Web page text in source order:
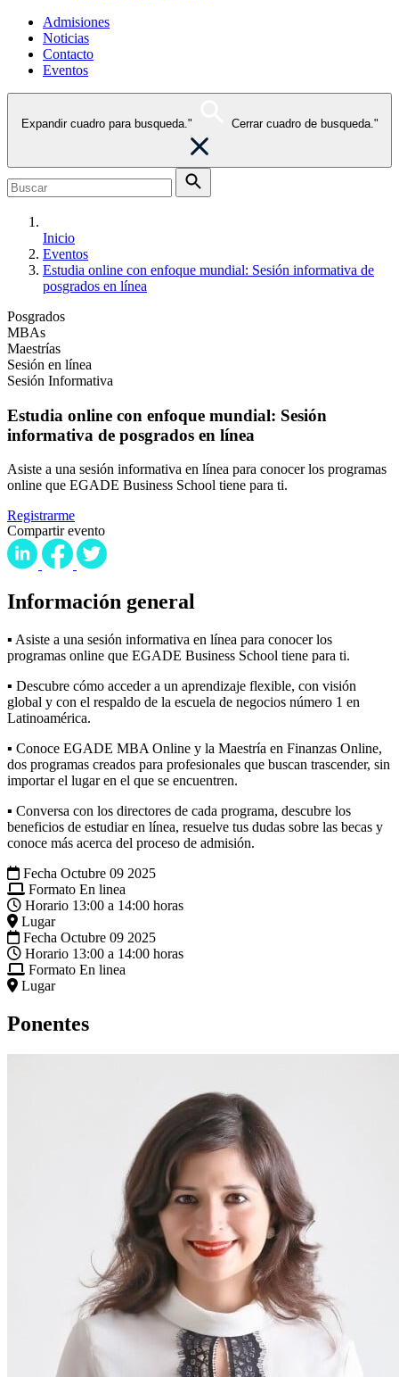
Admisiones
Noticias
Contacto
Eventos
Expandir cuadro para busqueda." Cerrar cuadro de busqueda."
Inicio
Eventos
Estudia online con enfoque mundial: Sesión informativa de
posgrados en línea
Posgrados
MBAs
Maestrías
Sesión en línea
Sesión Informativa
Estudia online con enfoque mundial: Sesión
informativa de posgrados en línea
Asiste a una sesión informativa en línea para conocer los programas
online que EGADE Business School tiene para ti.
Registrarme
Compartir evento
Información general
▪ Asiste a una sesión informativa en línea para conocer los
programas online que EGADE Business School tiene para ti.
▪ Descubre cómo acceder a un aprendizaje flexible, con visión
global y con el respaldo de la escuela de negocios número 1 en
Latinoamérica.
▪ Conoce EGADE MBA Online y la Maestría en Finanzas Online,
dos programas creados para profesionales que buscan trascender, sin
importar el lugar en el que se encuentren.
▪ Conversa con los directores de cada programa, descubre los
beneficios de estudiar en línea, resuelve tus dudas sobre las becas y
conoce más acerca del proceso de admisión.
Fecha Octubre 09 2025
Formato En linea
Horario 13:00 a 14:00 horas
Lugar
Fecha Octubre 09 2025
Horario 13:00 a 14:00 horas
Formato En linea
Lugar
Ponentes